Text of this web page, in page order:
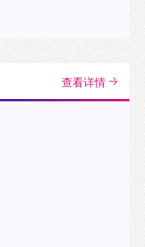
查看详情